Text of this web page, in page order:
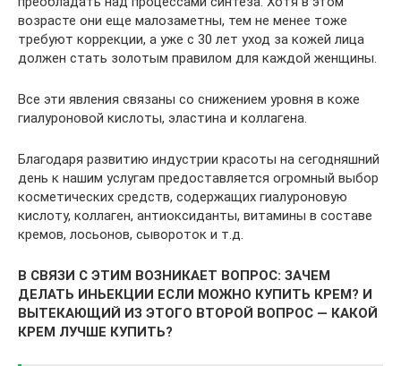
возрасте они еще малозаметны, тем не менее тоже
требуют коррекции, а уже с 30 лет уход за кожей лица
должен стать золотым правилом для каждой женщины.
Все эти явления связаны со снижением уровня в коже
гиалуроновой кислоты, эластина и коллагена.
Благодаря развитию индустрии красоты на сегодняшний
день к нашим услугам предоставляется огромный выбор
косметических средств, содержащих гиалуроновую
кислоту, коллаген, антиоксиданты, витамины в составе
кремов, лосьонов, сывороток и т.д.
В СВЯЗИ С ЭТИМ ВОЗНИКАЕТ ВОПРОС: ЗАЧЕМ
ДЕЛАТЬ ИНЬЕКЦИИ ЕСЛИ МОЖНО КУПИТЬ КРЕМ? И
ВЫТЕКАЮЩИЙ ИЗ ЭТОГО ВТОРОЙ ВОПРОС — КАКОЙ
КРЕМ ЛУЧШЕ КУПИТЬ?